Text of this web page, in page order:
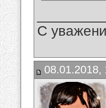
С
08.01.2018,